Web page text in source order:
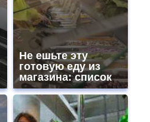
Не ешьте эту
готовую еду из
магазина: список